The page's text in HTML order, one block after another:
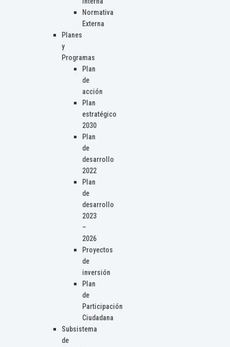
Normativa
Externa
Planes
y
Programas
Plan
de
acción
Plan
estratégico
2030
Plan
de
desarrollo
2022
Plan
de
desarrollo
2023
–
2026
Proyectos
de
inversión
Plan
de
Participación
Ciudadana
Subsistema
de